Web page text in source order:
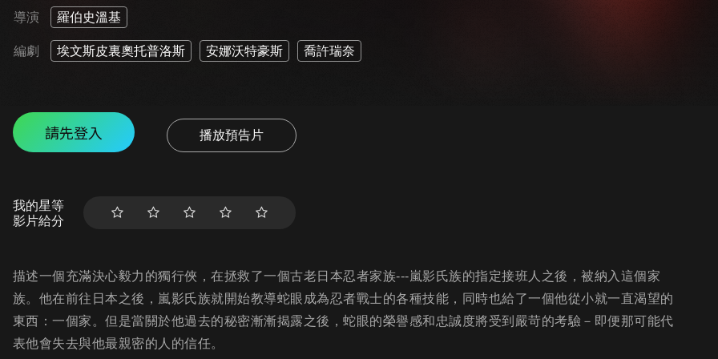
導演 羅伯史溫基
編劇 埃文斯皮裏奧托普洛斯 安娜沃特豪斯 喬許瑞奈
請先登入 播放預告片
我的星等
影片給分
描述一個充滿決心毅力的獨行俠，在拯救了一個古老日本忍者家族---嵐影氏族的指定接班人之後，被納入這個家
族。他在前往日本之後，嵐影氏族就開始教導蛇眼成為忍者戰士的各種技能，同時也給了一個他從小就一直渴望的
東西：一個家。但是當關於他過去的秘密漸漸揭露之後，蛇眼的榮譽感和忠誠度將受到嚴苛的考驗－即便那可能代
表他會失去與他最親密的人的信任。